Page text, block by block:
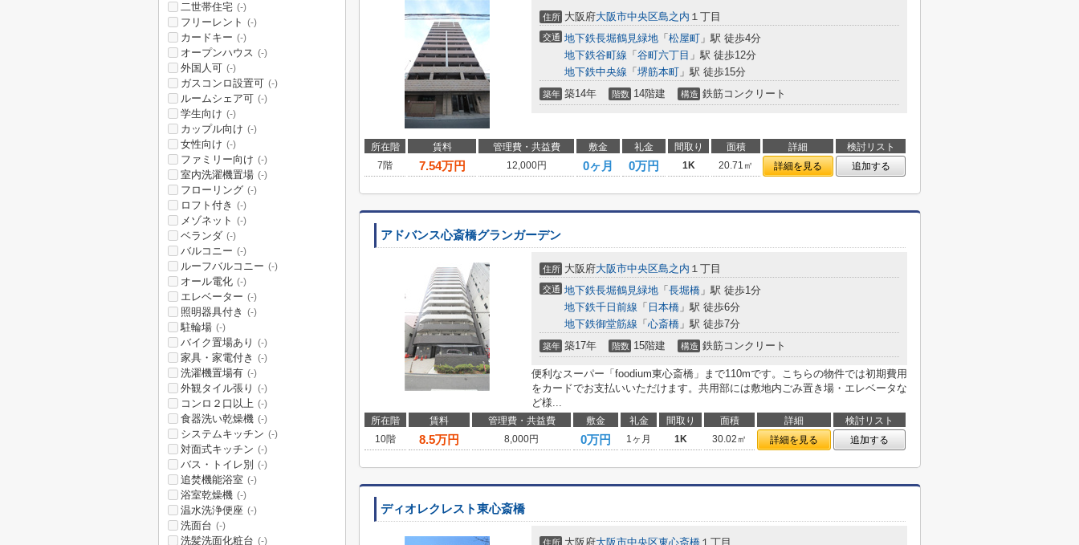
住所 大阪府大阪市中央区島之内 １丁目
交通 地下鉄長堀鶴見緑地 「 松屋町 」駅 徒歩4分
地下鉄谷町線 「 谷町六丁目 」駅 徒歩12分
地下鉄中央線 「 堺筋本町 」駅 徒歩15分
築年 築14年 階数 14階建 構造 鉄筋コンクリート
所在階 賃料 管理費・共益費 敷金 礼金 間取り 面積 詳細
検討リスト
7階
7.54万円 12,000円 0ヶ月 0万円 1K 20.71㎡ 詳細を見る 追加する
アドバンス心斎橋グランガーデン
住所 大阪府大阪市中央区島之内 １丁目
交通 地下鉄長堀鶴見緑地 「 長堀橋 」駅 徒歩1分
地下鉄千日前線 「 日本橋 」駅 徒歩6分
地下鉄御堂筋線 「 心斎橋 」駅 徒歩7分
築年 築17年 階数 15階建 構造 鉄筋コンクリート
便利なスーパー「foodium東心斎橋」まで110mです。こちらの物件では初期費用
をカードでお支払いいただけます。共用部には敷地内ごみ置き場・エレベータな
ど様...
所在階 賃料 管理費・共益費 敷金 礼金 間取り 面積 詳細
検討リスト
10階
8.5万円 8,000円 0万円 1ヶ月 1K 30.02㎡ 詳細を見る 追加する
ディオレクレスト東心斎橋
住所 大阪府大阪市中央区東心斎橋 １丁目
二世帯住宅 (-)
フリーレント (-)
カードキー (-)
オープンハウス (-)
外国人可 (-)
ガスコンロ設置可 (-)
ルームシェア可 (-)
学生向け (-)
カップル向け (-)
女性向け (-)
ファミリー向け (-)
室内洗濯機置場 (-)
フローリング (-)
ロフト付き (-)
メゾネット (-)
ベランダ (-)
バルコニー (-)
ルーフバルコニー (-)
オール電化 (-)
エレベーター (-)
照明器具付き (-)
駐輪場 (-)
バイク置場あり (-)
家具・家電付き (-)
洗濯機置場有 (-)
外観タイル張り (-)
コンロ２口以上 (-)
食器洗い乾燥機 (-)
システムキッチン (-)
対面式キッチン (-)
バス・トイレ別 (-)
追焚機能浴室 (-)
浴室乾燥機 (-)
温水洗浄便座 (-)
洗面台 (-)
洗髪洗面化粧台 (-)